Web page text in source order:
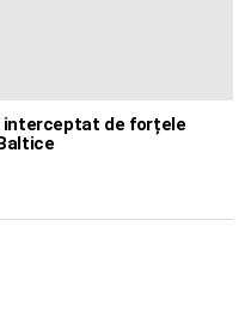
interceptat de forțele